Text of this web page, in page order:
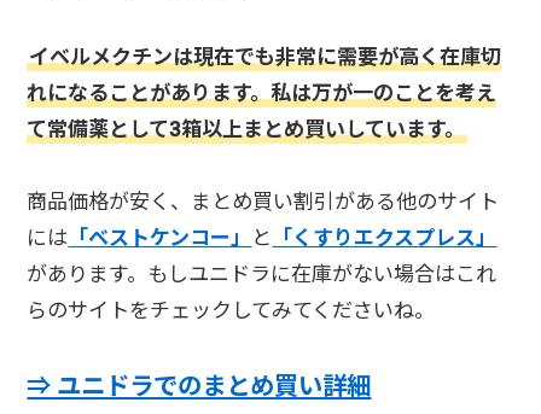
イベルメクチンは現在でも非常に需要が高く在庫切
れになることがあります。私は万が一のことを考え
て常備薬として3箱以上まとめ買いしています。
商品価格が安く、まとめ買い割引がある他のサイト
には 「ベストケンコー」 と 「くすりエクスプレス」
があります。もしユニドラに在庫がない場合はこれ
らのサイトをチェックしてみてくださいね。
⇒ ユニドラでのまとめ買い詳細